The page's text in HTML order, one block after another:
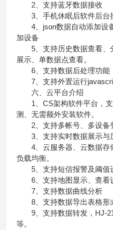
2、支持蓝牙数据接收
3、手机休眠后软件后台
4、json数据自动添加设
加设备
5、支持历史数据查看、
展示、单数据点查看。
6、支持数据后处理功能
7、支持外置运行
六、云平台介绍
1、CS架构软件平台，支
测、无需额外安装软件。
2、支持多帐号、多设备
3、支持实时数据展示与
4、云服务器、云数据存
负载均衡。
5、支持短信报警及阈值
6、支持地图显示、查看
7、支持数据曲线分析
8、支持数据导出表格形
9、支持数据转发，HJ-
等。